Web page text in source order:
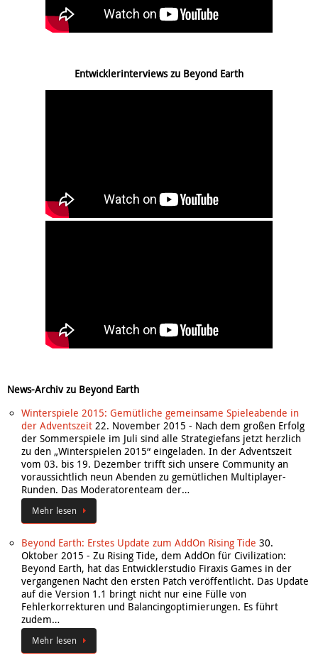
Entwicklerinterviews zu Beyond Earth
News-Archiv zu Beyond Earth
Winterspiele 2015: Gemütliche gemeinsame Spieleabende in
der Adventszeit 22. November 2015 - Nach dem großen Erfolg
der Sommerspiele im Juli sind alle Strategiefans jetzt herzlich
zu den „Winterspielen 2015“ eingeladen. In der Adventszeit
vom 03. bis 19. Dezember trifft sich unsere Community an
voraussichtlich neun Abenden zu gemütlichen Multiplayer-
Runden. Das Moderatorenteam der…
Mehr lesen
Beyond Earth: Erstes Update zum AddOn Rising Tide 30.
Oktober 2015 - Zu Rising Tide, dem AddOn für Civilization:
Beyond Earth, hat das Entwicklerstudio Firaxis Games in der
vergangenen Nacht den ersten Patch veröffentlicht. Das Update
auf die Version 1.1 bringt nicht nur eine Fülle von
Fehlerkorrekturen und Balancingoptimierungen. Es führt
zudem…
Mehr lesen